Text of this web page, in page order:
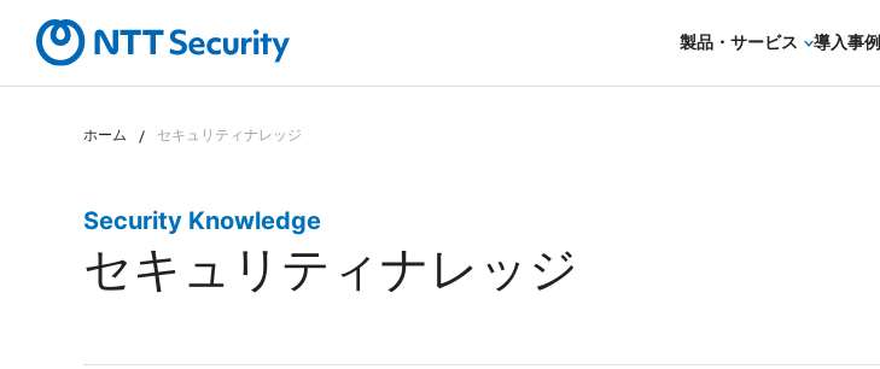
製品・サービス 導入事例
ホーム セキュリティナレッジ
Security Knowledge
セキュリティナレッジ